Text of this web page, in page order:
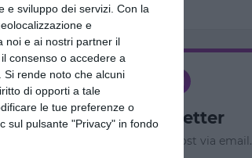
e sviluppo dei servizi. Con la
e
noi e ai nostri partner il
consenso o accedere a
Si rende noto che alcuni
di opporti a tale
le tue preferenze o
sul pulsante "Privacy" in fondoNewsletter
Ricevi nuovi post via email.